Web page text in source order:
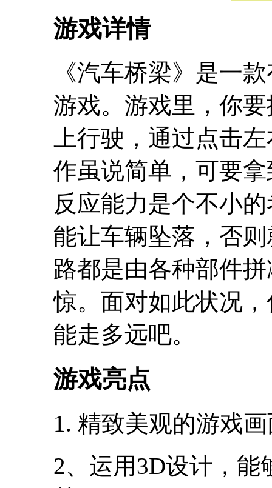
游戏详情
《汽车桥梁》是一
游戏。游戏里，你
上行驶，通过点击
作虽说简单，可要
反应能力是个不小
能让车辆坠落，否
路都是由各种部件
惊。面对如此状况
能走多远吧。
游戏亮点
1. 精致美观的游戏
2、运用3D设计，能